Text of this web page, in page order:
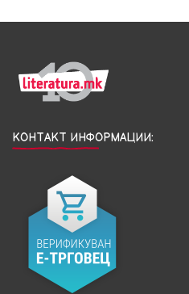
КОНТАКТ ИНФОРМАЦИИ: